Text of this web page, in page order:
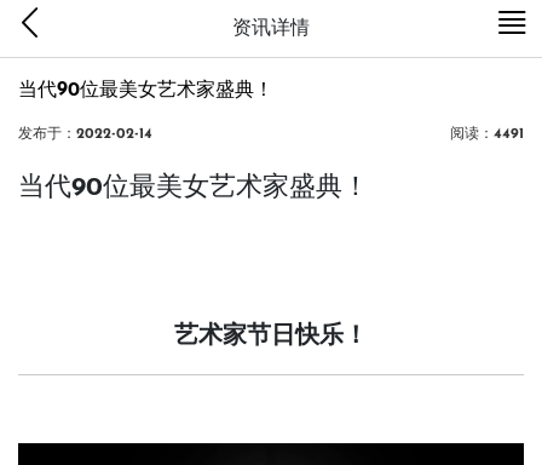
资讯详情
当代90位最美女艺术家盛典！
发布于：2022-02-14 阅读：4491
当代90位最美女艺术家盛典！
艺术家节日快乐！